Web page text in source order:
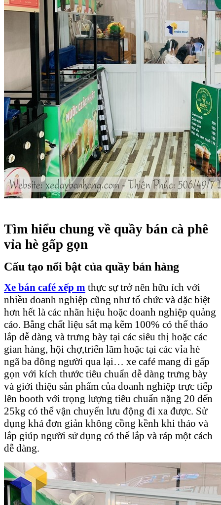
Tìm hiểu chung về quầy bán cà phê
vỉa hè gấp gọn
Cấu tạo nổi bật của quầy bán hàng
Xe bán café xếp m thực sự trở nên hữu ích với
nhiều doanh nghiệp cũng như tổ chức và đặc biệt
hơn hết là các nhãn hiệu hoặc doanh nghiệp quảng
cáo. Bằng chất liệu sắt mạ kẽm 100% có thể tháo
lắp dễ dàng và trưng bày tại các siêu thị hoặc các
gian hàng, hội chợ,triển lãm hoặc tại các vỉa hè
ngã ba đông người qua lại… xe café mang đi gấp
gọn với kích thước tiêu chuẩn dễ dàng trưng bày
và giới thiệu sản phẩm của doanh nghiệp trực tiếp
lên booth với trọng lượng tiêu chuẩn nặng 20 đến
25kg có thể vận chuyển lưu động đi xa được. Sử
dụng khá đơn giản không cồng kềnh khi tháo và
lắp giúp người sử dụng có thể lắp và ráp một cách
dễ dàng.